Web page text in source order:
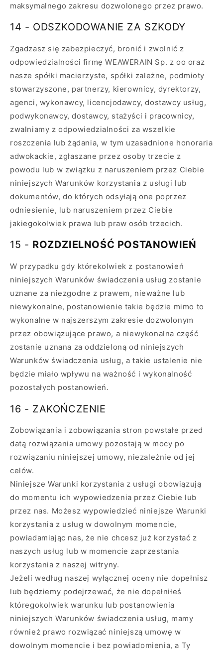
maksymalnego zakresu dozwolonego przez prawo.
14 - ODSZKODOWANIE ZA SZKODY
Zgadzasz się zabezpieczyć, bronić i zwolnić z
odpowiedzialności firmę WEAWERAIN Sp. z oo oraz
nasze spółki macierzyste, spółki zależne, podmioty
stowarzyszone, partnerzy, kierownicy, dyrektorzy,
agenci, wykonawcy, licencjodawcy, dostawcy usług,
podwykonawcy, dostawcy, stażyści i pracownicy,
zwalniamy z odpowiedzialności za wszelkie
roszczenia lub żądania, w tym uzasadnione honoraria
adwokackie, zgłaszane przez osoby trzecie z
powodu lub w związku z naruszeniem przez Ciebie
niniejszych Warunków korzystania z usługi lub
dokumentów, do których odsyłają one poprzez
odniesienie, lub naruszeniem przez Ciebie
jakiegokolwiek prawa lub praw osób trzecich.
15 - ROZDZIELNOŚĆ POSTANOWIEŃ
W przypadku gdy którekolwiek z postanowień
niniejszych Warunków świadczenia usług zostanie
uznane za niezgodne z prawem, nieważne lub
niewykonalne, postanowienie takie będzie mimo to
wykonalne w najszerszym zakresie dozwolonym
przez obowiązujące prawo, a niewykonalna część
zostanie uznana za oddzieloną od niniejszych
Warunków świadczenia usług, a takie ustalenie nie
będzie miało wpływu na ważność i wykonalność
pozostałych postanowień.
16 - ZAKOŃCZENIE
Zobowiązania i zobowiązania stron powstałe przed
datą rozwiązania umowy pozostają w mocy po
rozwiązaniu niniejszej umowy, niezależnie od jej
celów.
Niniejsze Warunki korzystania z usługi obowiązują
do momentu ich wypowiedzenia przez Ciebie lub
przez nas. Możesz wypowiedzieć niniejsze Warunki
korzystania z usług w dowolnym momencie,
powiadamiając nas, że nie chcesz już korzystać z
naszych usług lub w momencie zaprzestania
korzystania z naszej witryny.
Jeżeli według naszej wyłącznej oceny nie dopełnisz
lub będziemy podejrzewać, że nie dopełniłeś
któregokolwiek warunku lub postanowienia
niniejszych Warunków świadczenia usług, mamy
również prawo rozwiązać niniejszą umowę w
dowolnym momencie i bez powiadomienia, a Ty